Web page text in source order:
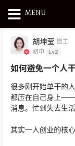
胡坤莹 圈主
初中
Lv2
如何避免一个人
很多刚开始单干的
都压在自己身上——
消息。忙到失去生
其实一人创业的核
MENU